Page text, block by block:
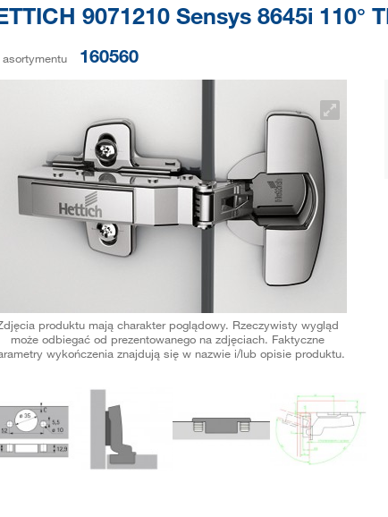
9071210 Sensys 8645i 110°
asortymentu 160560
produktu mają charakter poglądowy. Rzeczywisty wygląd
może odbiegać od prezentowanego na zdjęciach. Faktyczne
wykończenia znajdują się w nazwie i/lub opisie produktu.